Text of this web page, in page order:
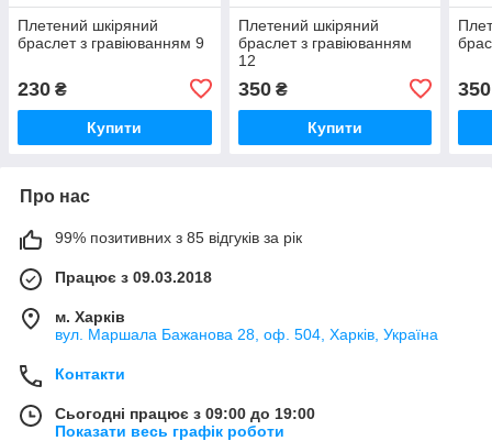
Плетений шкіряний
браслет з гравіюванням 9
230 ₴
Купити
Плетений шкіряний
браслет з гравіюванням
12
350₴
Купити
350
Про нас
99% позитивних з 85 відгуків за рік
Працює з 09.03.2018
м. Харків
вул. Маршала Бажанова 28, оф. 504, Харків, Україна
Контакти
Сьогодні працює з 09:00 до 19:00
Показати весь графік роботи